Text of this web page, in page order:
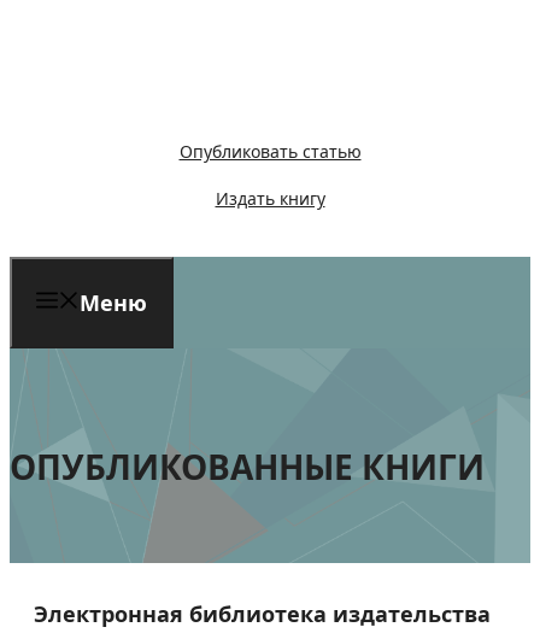
Опубликовать статью
Издать книгу
Меню
ОПУБЛИКОВАННЫЕ КНИГИ
Электронная библиотека издательства